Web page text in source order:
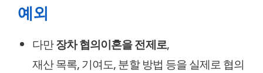
예외
다만장차 협의이혼을 전제로,
재산 목록, 기여도, 분할 방법 등을 실제로 협의